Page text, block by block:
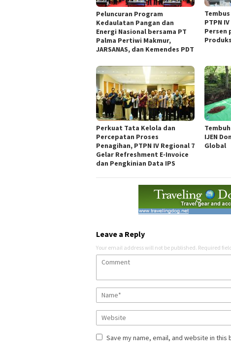
Peluncuran Program
Kedaulatan Pangan dan
Energi Nasional bersama PT
Palma Pertiwi Makmur,
JARSANAS, dan Kemendes PDT
PTPN
Persen
Perkuat Tata Kelola dan
Percepatan Proses
Penagihan, PTPN IV Regional 7
Gelar Refreshment E-Invoice
dan Pengkinian Data IPS
Tembuh
IJEN
Global
Leave a Reply
Your email address will not be published. Required
Save my name, email, and website in